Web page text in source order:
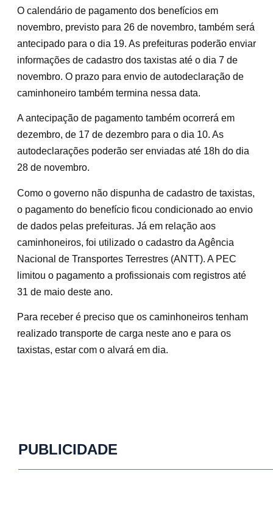
O calendário de pagamento dos benefícios em
novembro, previsto para 26 de novembro, também será
antecipado para o dia 19. As prefeituras poderão enviar
informações de cadastro dos taxistas até o dia 7 de
novembro. O prazo para envio de autodeclaração de
caminhoneiro também termina nessa data.
A antecipação de pagamento também ocorrerá em
dezembro, de 17 de dezembro para o dia 10. As
autodeclarações poderão ser enviadas até 18h do dia
28 de novembro.
Como o governo não dispunha de cadastro de taxistas,
o pagamento do benefício ficou condicionado ao envio
de dados pelas prefeituras. Já em relação aos
caminhoneiros, foi utilizado o cadastro da Agência
Nacional de Transportes Terrestres (ANTT). A PEC
limitou o pagamento a profissionais com registros até
31 de maio deste ano.
Para receber é preciso que os caminhoneiros tenham
realizado transporte de carga neste ano e para os
taxistas, estar com o alvará em dia.
PUBLICIDADE